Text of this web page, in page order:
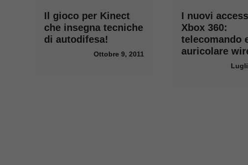
Il gioco per Kinect
che insegna tecniche
di autodifesa!
Ottobre 9, 2011
I nuovi
Xbox 360:
telecomando
auricolare